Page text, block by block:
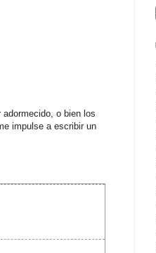
o bien los
impulse a escribir un